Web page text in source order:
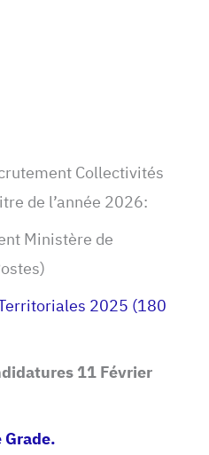
Collectivités
de l’année 2026:
Ministère de
2025 (180
11 Février